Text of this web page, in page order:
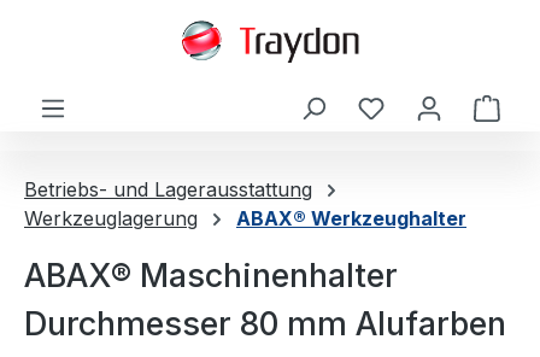
Betriebs- und Lagerausstattung
Werkzeuglagerung
ABAX® Werkzeughalter
ABAX® Maschinenhalter
Durchmesser 80 mm Alufarben